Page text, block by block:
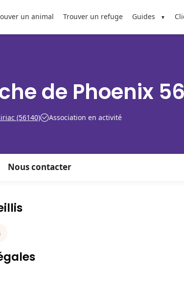
un animal Trouver un refuge Guides
de Phoenix 56
(56140) Association en activité
Nous contacter